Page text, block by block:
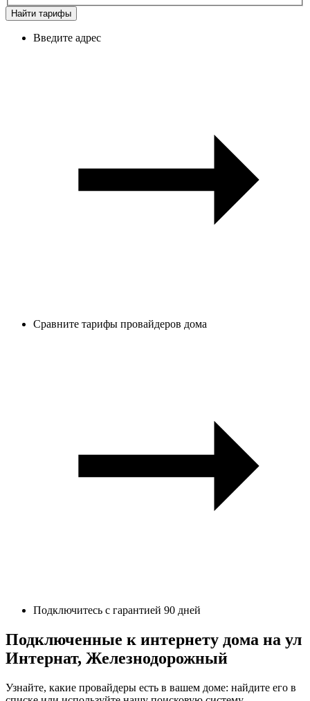
Найти тарифы
Введите адрес
Сравните тарифы провайдеров дома
Подключитесь с гарантией 90 дней
Подключенные к интернету дома на ул
Интернат, Железнодорожный
Узнайте, какие провайдеры есть в вашем доме: найдите его в